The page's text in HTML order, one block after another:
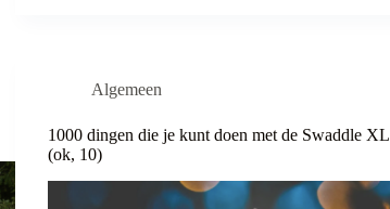
Algemeen
1000 dingen die je kunt doen met de Swaddle XL
(ok, 10)